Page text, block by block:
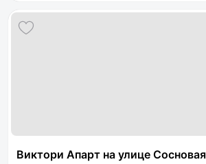
Виктори Апарт на улице